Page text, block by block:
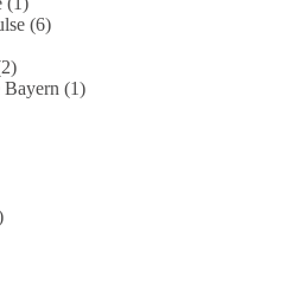
als um eine Debatte
Naturschutz und
Gesellschaft künftig
werden können.
(6)
Bayern (1)